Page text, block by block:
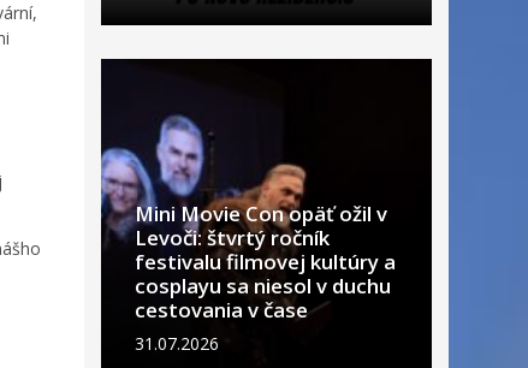
Mini Movie Con opäť ožil v
Levoči: štvrtý ročník
festivalu filmovej kultúry a
cosplayu sa niesol v duchu
cestovania v čase
31.07.2026